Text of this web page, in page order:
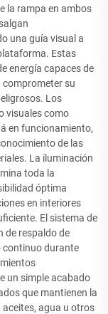
la rampa en ambos
una guía visual a
Estas
energía capaces de
su
Los
visuales como
en funcionamiento,
de las
La iluminación
toda la
óptima
en interiores
El sistema de
de respaldo de
continuo durante
un simple acabado
que mantienen la
agua u otros